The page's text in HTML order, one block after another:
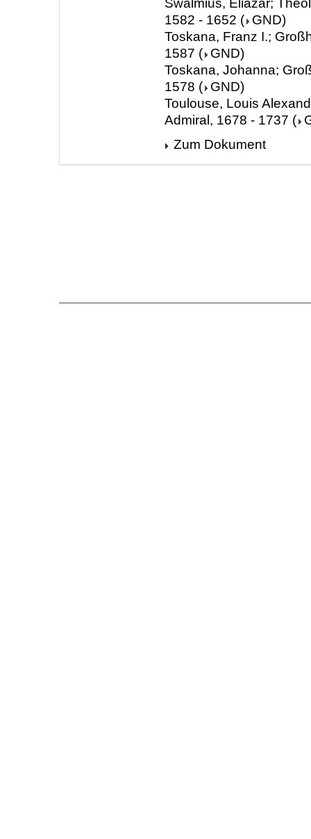
Swalmius, Eliazar;
1582 - 1652 ( GND)
Toskana, Franz I.;
1587 ( GND)
Toskana, Johanna;
1578 ( GND)
Toulouse, Louis
Admiral, 1678 - 1737 (
Zum Dokument